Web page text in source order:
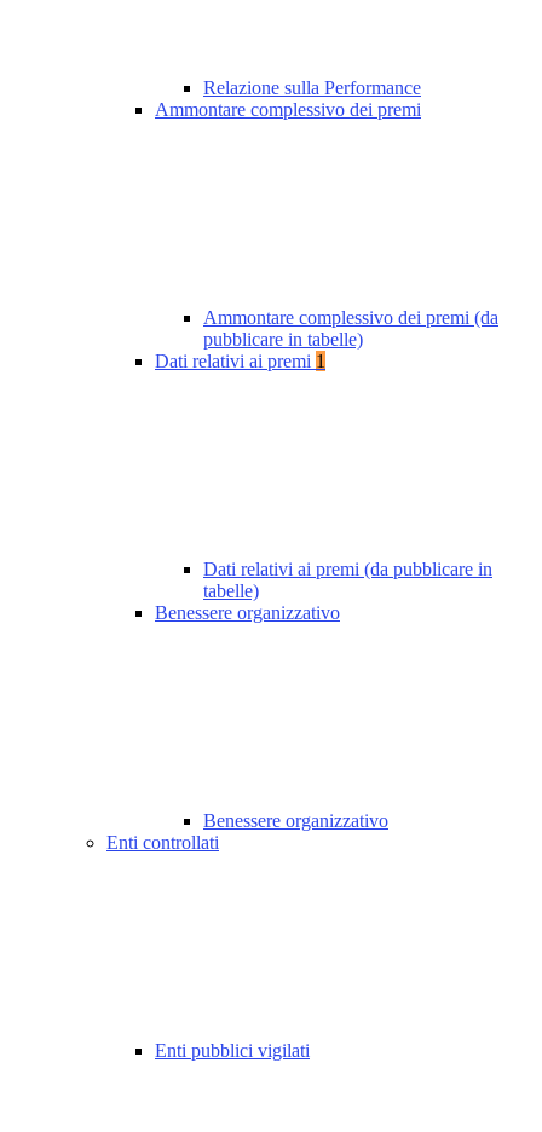
Relazione sulla Performance
Ammontare complessivo dei premi
Ammontare complessivo dei premi (da
pubblicare in tabelle)
Dati relativi ai premi 1
Dati relativi ai premi (da pubblicare in
tabelle)
Benessere organizzativo
Benessere organizzativo
Enti controllati
Enti pubblici vigilati